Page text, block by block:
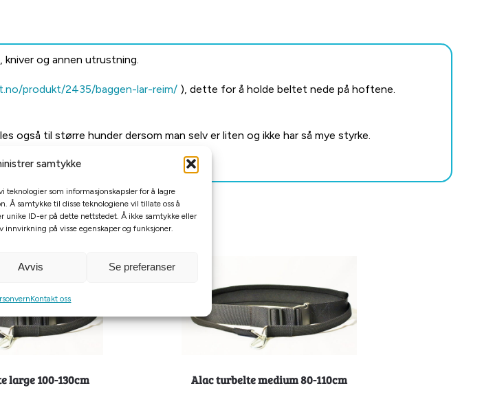
samtykke
teknologier som informasjonskapsler for å lagre
Å samtykke til disse teknologiene vil tillate oss å
unike ID-er på dette nettstedet. Å ikke samtykke eller
på visse egenskaper og funksjoner.
Avvis Se preferanser
Kontakt oss
og annen utrustning.
produkt/2435/baggen-lar-reim/ ), dette for å holde beltet nede på hoftene.
også til større hunder dersom man selv er liten og ikke har så mye styrke.
ca 18-20 kg.
large 100-130cm Alac turbelte medium 80-110cm